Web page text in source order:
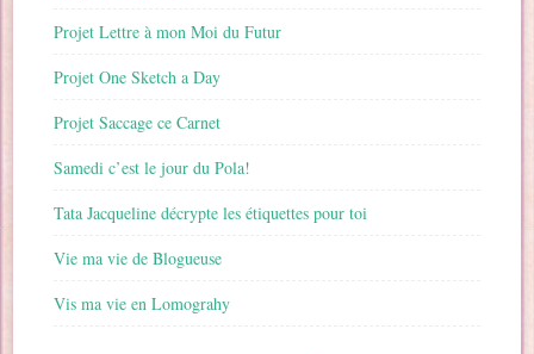
Projet Lettre à mon Moi du Futur
Projet One Sketch a Day
Projet Saccage ce Carnet
Samedi c’est le jour du Pola!
Tata Jacqueline décrypte les étiquettes pour toi
Vie ma vie de Blogueuse
Vis ma vie en Lomograhy